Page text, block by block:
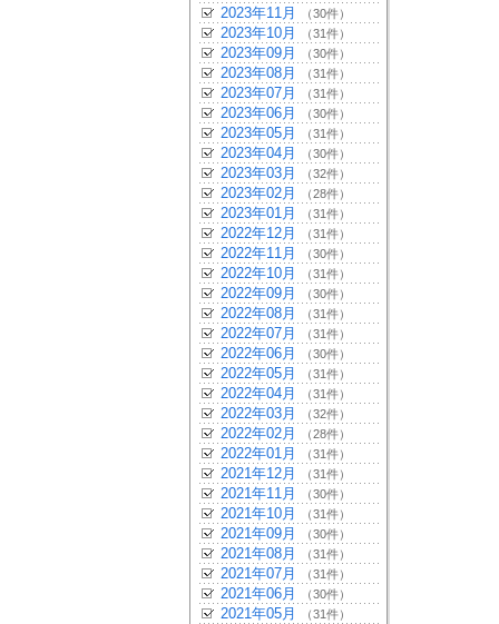
2023年11月 （30件）
2023年10月 （31件）
2023年09月 （30件）
2023年08月 （31件）
2023年07月 （31件）
2023年06月 （30件）
2023年05月 （31件）
2023年04月 （30件）
2023年03月 （32件）
2023年02月 （28件）
2023年01月 （31件）
2022年12月 （31件）
2022年11月 （30件）
2022年10月 （31件）
2022年09月 （30件）
2022年08月 （31件）
2022年07月 （31件）
2022年06月 （30件）
2022年05月 （31件）
2022年04月 （31件）
2022年03月 （32件）
2022年02月 （28件）
2022年01月 （31件）
2021年12月 （31件）
2021年11月 （30件）
2021年10月 （31件）
2021年09月 （30件）
2021年08月 （31件）
2021年07月 （31件）
2021年06月 （30件）
2021年05月 （31件）